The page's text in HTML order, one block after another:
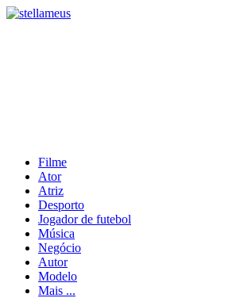
Filme
Ator
Atriz
Desporto
Jogador de futebol
Música
Negócio
Autor
Modelo
Mais ...